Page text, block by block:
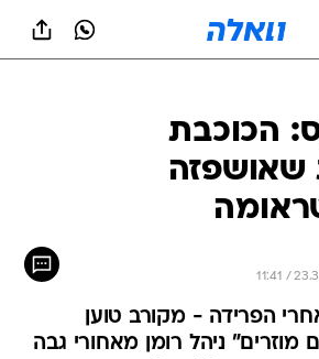
הכוכבת
שאושפזה
הפרידה - מקורב טוען
ניהל רומן מאחורי גבה